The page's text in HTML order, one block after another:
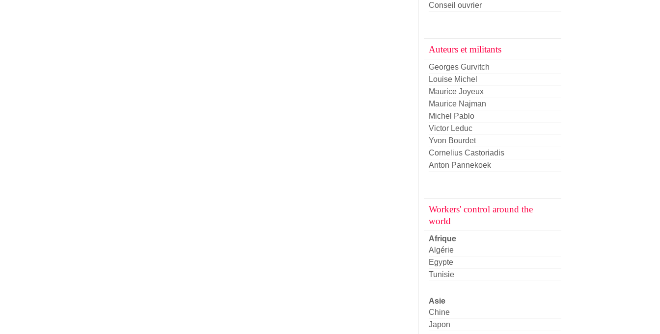
Conseil ouvrier
Auteurs et militants
Georges Gurvitch
Louise Michel
Maurice Joyeux
Maurice Najman
Michel Pablo
Victor Leduc
Yvon Bourdet
Cornelius Castoriadis
Anton Pannekoek
Workers' control around the
world
Afrique
Algérie
Egypte
Tunisie
Asie
Chine
Japon